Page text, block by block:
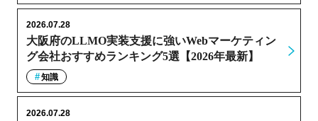
大阪府のLLMO実装支援に強いWebマーケティン
グ会社おすすめランキング5選【2026年最新】
2026.07.28
知識
2026.07.28